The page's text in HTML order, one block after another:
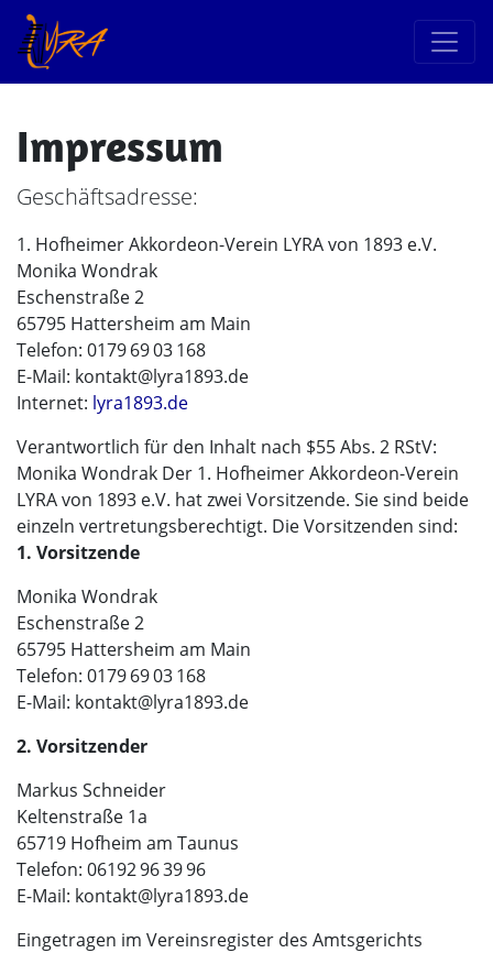
Impressum
Geschäftsadresse:
1. Hofheimer Akkordeon-Verein LYRA von 1893 e.V.
Monika Wondrak
Eschenstraße 2
65795 Hattersheim am Main
Telefon: 0179 69 03 168
E-Mail: kontakt(bei)lyra1893.de
Internet: lyra1893.de
Verantwortlich für den Inhalt nach $55 Abs. 2 RStV:
Monika Wondrak Der 1. Hofheimer Akkordeon-Verein
LYRA von 1893 e.V. hat zwei Vorsitzende. Sie sind beide
einzeln vertretungsberechtigt. Die Vorsitzenden sind:
1. Vorsitzende
Monika Wondrak
Eschenstraße 2
65795 Hattersheim am Main
Telefon: 0179 69 03 168
E-Mail: kontakt(bei)lyra1893.de
2. Vorsitzender
Markus Schneider
Keltenstraße 1a
65719 Hofheim am Taunus
Telefon: 06192 96 39 96
E-Mail: kontakt(bei)lyra1893.de
Eingetragen im Vereinsregister des Amtsgerichts